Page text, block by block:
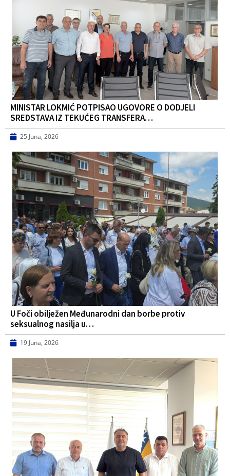
MINISTAR LOKMIĆ POTPISAO UGOVORE O DODJELI
SREDSTAVA IZ TEKUĆEG TRANSFERA…
25 Juna, 2026
U Foči obilježen Međunarodni dan borbe protiv
seksualnog nasilja u…
19 Juna, 2026